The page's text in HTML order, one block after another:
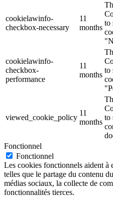
cookielawinfo-
checkbox-necessary
11
months
to
cookielawinfo-
checkbox-
performance
11
months
to
viewed_cookie_policy
11
months
to
Fonctionnel
Fonctionnel
Les cookies fonctionnels aident à
telles que le partage du contenu
médias sociaux, la collecte de
fonctionnalités tierces.